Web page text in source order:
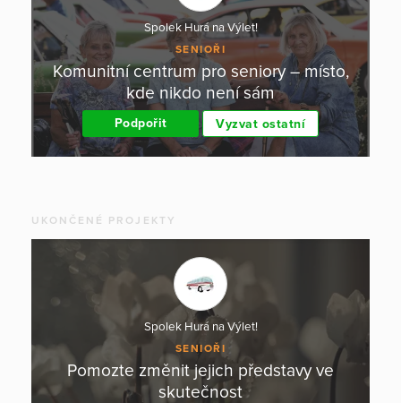
Spolek Hurá na Výlet!
SENIOŘI
Komunitní centrum pro seniory – místo,
kde nikdo není sám
Podpořit Vyzvat ostatní
UKONČENÉ PROJEKTY
Spolek Hurá na Výlet!
SENIOŘI
Pomozte změnit jejich představy ve
skutečnost